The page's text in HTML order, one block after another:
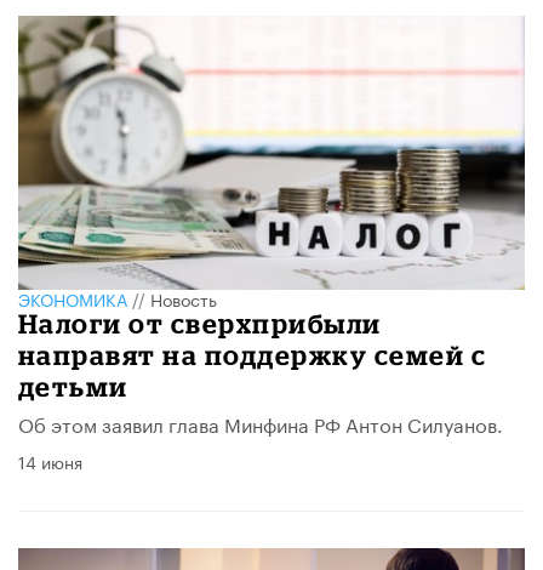
ЭКОНОМИКА//Новость
Налоги от сверхприбыли
направят на поддержку семей с
детьми
Об этом заявил глава Минфина РФ Антон Силуанов.
14 июня